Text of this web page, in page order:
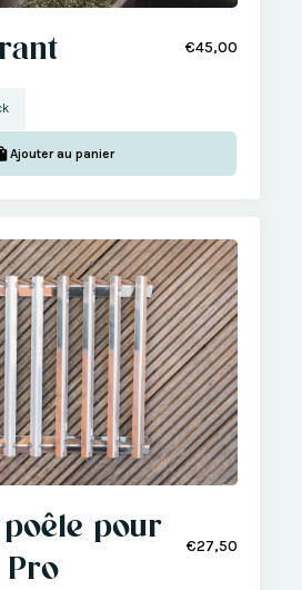
€45,00
Ajouter au panier
pour
Pro
€27,50